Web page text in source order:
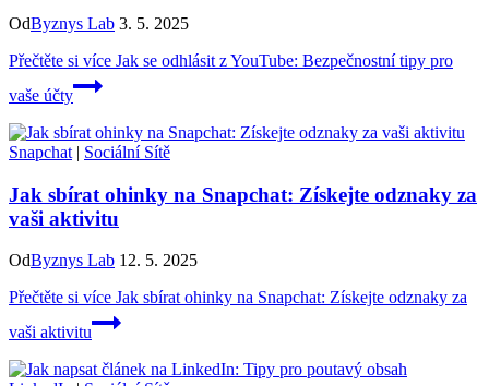
OdByznys Lab 3. 5. 2025
Přečtěte si více Jak se odhlásit z YouTube: Bezpečnostní tipy pro
vaše účty
Snapchat | Sociální Sítě
Jak sbírat ohinky na Snapchat: Získejte odznaky za
vaši aktivitu
OdByznys Lab 12. 5. 2025
Přečtěte si více Jak sbírat ohinky na Snapchat: Získejte odznaky za
vaši aktivitu